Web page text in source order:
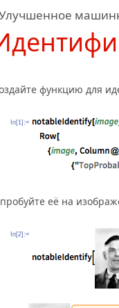
функцию для
In[1]:=
её на
In[2]:=